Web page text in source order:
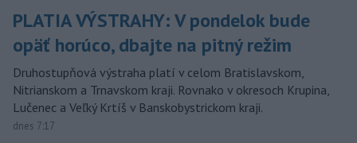
PLATIA VÝSTRAHY: V pondelok bude
opäť horúco, dbajte na pitný režim
Druhostupňová výstraha platí v celom Bratislavskom,
Nitrianskom a Trnavskom kraji. Rovnako v okresoch Krupina,
Lučenec a Veľký Krtíš v Banskobystrickom kraji.
dnes 7:17